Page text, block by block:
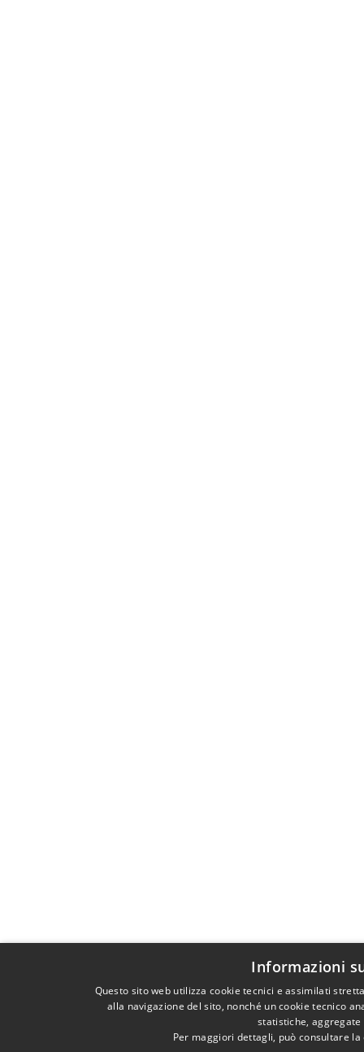
Informazioni
Questo sito web utilizza cookie tecnici e assimilati
alla navigazione del sito, nonché un cookie tecnico
statistiche, aggregate
Per maggiori dettagli, può consultare